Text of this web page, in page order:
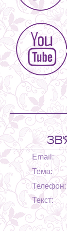
Email:
Тема:
Телефон:
Текст: